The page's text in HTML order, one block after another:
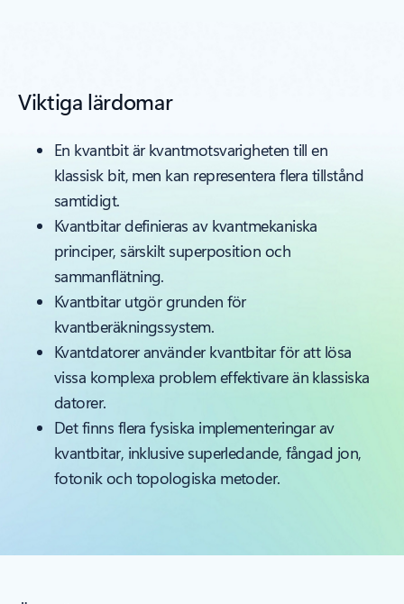
Viktiga lärdomar
En kvantbit är kvantmotsvarigheten till en
klassisk bit, men kan representera flera tillstånd
samtidigt.
Kvantbitar definieras av kvantmekaniska
principer, särskilt superposition och
sammanflätning.
Kvantbitar utgör grunden för
kvantberäkningssystem.
Kvantdatorer använder kvantbitar för att lösa
vissa komplexa problem effektivare än klassiska
datorer.
Det finns flera fysiska implementeringar av
kvantbitar, inklusive superledande, fångad jon,
fotonik och topologiska metoder.